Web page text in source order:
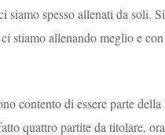
siamo spesso allenati da soli.
stiamo allenando meglio e
contento di essere parte
quattro partite da titolare,